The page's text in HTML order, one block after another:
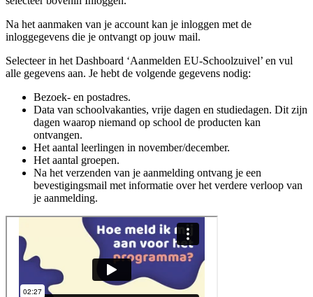
Na het aanmaken van je account kan je inloggen met de
inloggegevens die je ontvangt op jouw mail.
Selecteer in het Dashboard ‘Aanmelden EU-Schoolzuivel’ en vul
alle gegevens aan. Je hebt de volgende gegevens nodig:
Bezoek- en postadres.
Data van schoolvakanties, vrije dagen en studiedagen. Dit zijn
dagen waarop niemand op school de producten kan
ontvangen.
Het aantal leerlingen in november/december.
Het aantal groepen.
Na het verzenden van je aanmelding ontvang je een
bevestigingsmail met informatie over het verdere verloop van
je aanmelding.